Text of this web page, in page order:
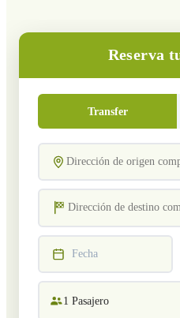
Reserva
Transfer
Fecha
1 Pasajero